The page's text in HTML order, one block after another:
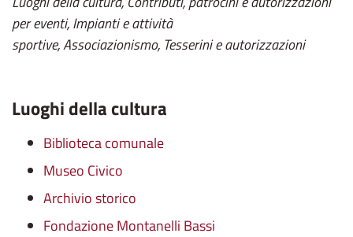
per eventi, Impianti e attività
sportive,Associazionismo, Tesserini e autorizzazioni
Luoghi della cultura
Biblioteca comunale
Museo Civico
Archivio storico
Fondazione Montanelli Bassi